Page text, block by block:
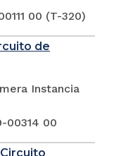
00 (T-320)
de
Instancia
00314 00